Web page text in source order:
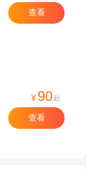
查看
¥ 90起
查看